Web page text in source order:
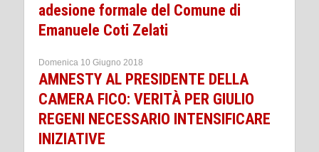
adesione formale del Comune di
Emanuele Coti Zelati
Domenica 10 Giugno 2018
AMNESTY AL PRESIDENTE DELLA
CAMERA FICO: VERITÀ PER GIULIO
REGENI NECESSARIO INTENSIFICARE
INIZIATIVE